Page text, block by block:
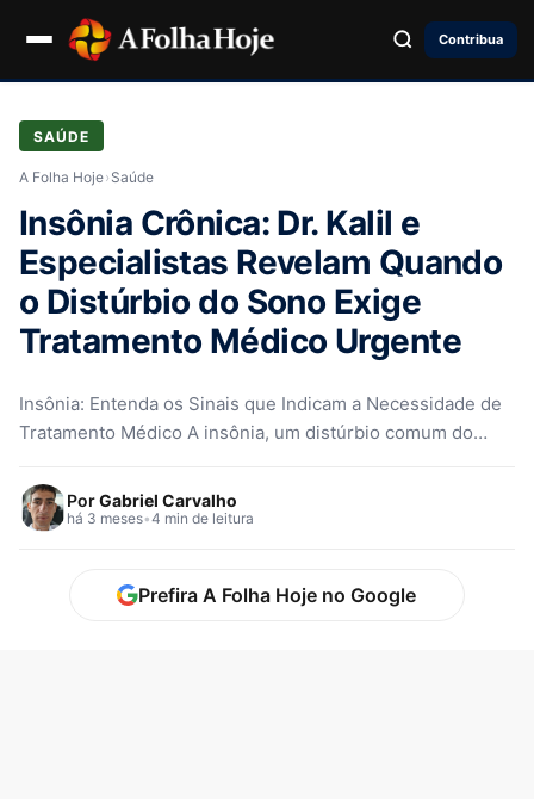
Contribua
SAÚDE
A Folha Hoje› Saúde
Insônia Crônica: Dr. Kalil e
Especialistas Revelam Quando
o Distúrbio do Sono Exige
Tratamento Médico Urgente
Insônia: Entenda os Sinais que Indicam a Necessidade de
Tratamento Médico A insônia, um distúrbio comum do
PorGabriel Carvalho
há 3 meses•4 min de leitura
Prefira A Folha Hoje no Google